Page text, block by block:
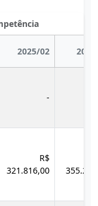
2025/02
-
R$
321.816,00